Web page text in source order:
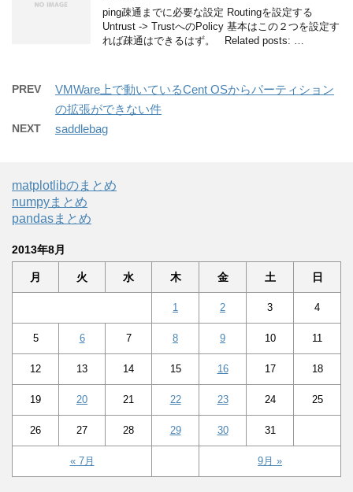
ping疎通までに必要な設定 Routingを設定する
Untrust -> TrustへのPolicy 基本はこの２つを設定す
れば疎通はできるはず。 Related posts: …
PREV
VMWare上で動いているCent OSからパーティション
の拡張ができない件
NEXT saddlebag
matplotlibのまとめ
numpyまとめ
pandasまとめ
2013年8月
月 火 水 木 金 土 日
« 7月 9月 »
1 2 3 4
5 6 7 8 9 10 11
12 13 14 15 16 17 18
19 20 21 22 23 24 25
26 27 28 29 30 31